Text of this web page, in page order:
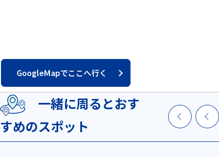
GoogleMapでここへ行く
一緒に周るとおす
すめのスポット